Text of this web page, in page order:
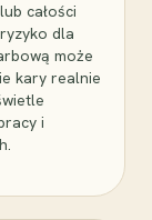
całości
dla
może
kary realnie
i